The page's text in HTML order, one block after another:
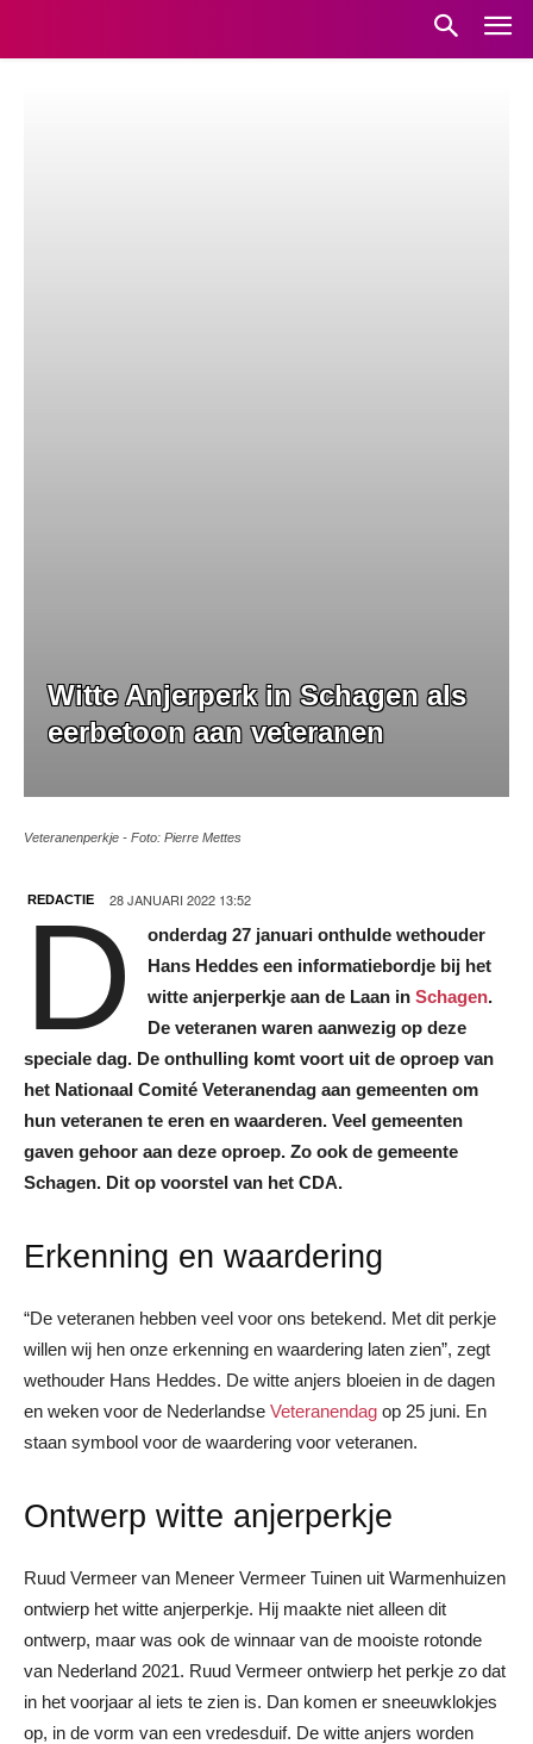
Witte Anjerperk in Schagen als
eerbetoon aan veteranen
Veteranenperkje - Foto: Pierre Mettes
REDACTIE 28 JANUARI 2022 13:52
D
onderdag 27 januari onthulde wethouder
Hans Heddes een informatiebordje bij het
witte anjerperkje aan de Laan in Schagen.
De veteranen waren aanwezig op deze
speciale dag. De onthulling komt voort uit de oproep van
het Nationaal Comité Veteranendag aan gemeenten om
hun veteranen te eren en waarderen. Veel gemeenten
gaven gehoor aan deze oproep. Zo ook de gemeente
Schagen. Dit op voorstel van het CDA.
Erkenning en waardering
“De veteranen hebben veel voor ons betekend. Met dit perkje
willen wij hen onze erkenning en waardering laten zien”, zegt
wethouder Hans Heddes. De witte anjers bloeien in de dagen
en weken voor de Nederlandse Veteranendag op 25 juni. En
staan symbool voor de waardering voor veteranen.
Ontwerp witte anjerperkje
Ruud Vermeer van Meneer Vermeer Tuinen uit Warmenhuizen
ontwierp het witte anjerperkje. Hij maakte niet alleen dit
ontwerp, maar was ook de winnaar van de mooiste rotonde
van Nederland 2021. Ruud Vermeer ontwierp het perkje zo dat
in het voorjaar al iets te zien is. Dan komen er sneeuwklokjes
op, in de vorm van een vredesduif. De witte anjers worden